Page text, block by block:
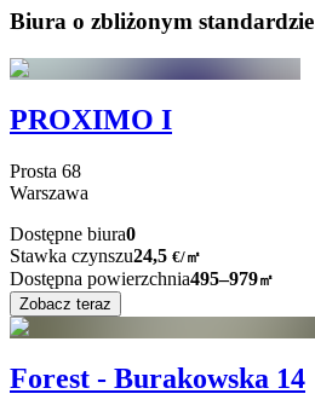
Biura o zbliżonym standardzie
PROXIMO I
Prosta 68
Warszawa
Dostępne biura0
Stawka czynszu24,5 €/㎡
Dostępna powierzchnia495–979㎡
Zobacz teraz
Forest - Burakowska 14